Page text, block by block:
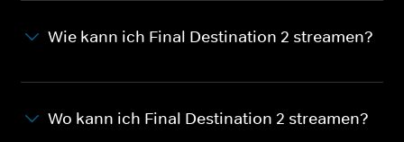
Wie kann ich Final Destination 2 streamen?
Wo kann ich Final Destination 2 streamen?